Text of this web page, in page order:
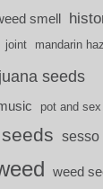
smell
joint mandarin
seeds
pot and sex
seeds sesso
weed